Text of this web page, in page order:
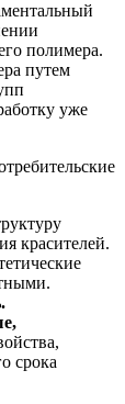
полимера.
путем
уже
красителей.
срока